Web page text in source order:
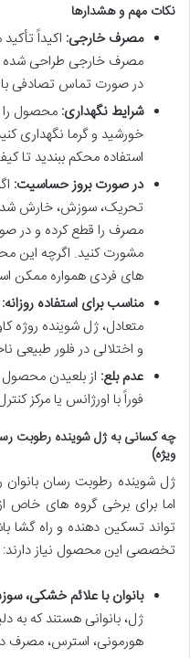
نکات مهم و هشدارها
مصرف خارجی: اکیداً
مصرف خارجی طراحی شده
در صورت تماس تصادفی با
شرایط نگهداری: محصول را
خورشید و گرما نگهداری
استفاده محکم ببندید تا
در صورت بروز حساسیت:
تحریک، سوزش، خارش
مصرف را قطع کرده و در
مشورت کنید. اگرچه
های فردی همواره ممکن
مناسب برای استفاده روزانه:
متعادل، ژل شوینده روژه
و اختلالی در فلور طبیعی
عدم بلع: از بلعیدن
فوراً با اورژانس یا مرکز
چه کسانی به ژل شوینده رطوبت
ویژه)
ژل شوینده رطوبت رسان
اما برای برخی گروه های خاص
تواند تسکین دهنده و راه گشا
تخصصی این محصول نیاز دارند:
بانوان با علائم خشکی،
ژل، بانوانی هستند که به
هورمونی، استرس، مصرف